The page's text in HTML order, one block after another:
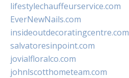
lifestylechauffeurservice.com
EverNewNails.com
insideoutdecoratingcentre.com
salvatoresinpoint.com
jovialfloralco.com
johnlscotthometeam.com